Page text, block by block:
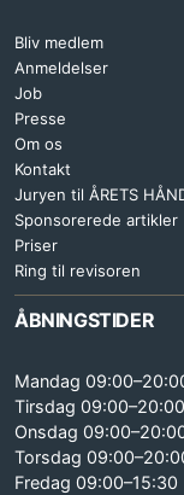
Bliv medlem
Anmeldelser
Job
Presse
Om os
Kontakt
Juryen til ÅRETS
Sponsorerede artikler
Priser
Ring til revisoren
ÅBNINGSTIDER
Mandag
Tirsdag 09:00–20:00
Onsdag
Torsdag
Fredag 09:00–15:30